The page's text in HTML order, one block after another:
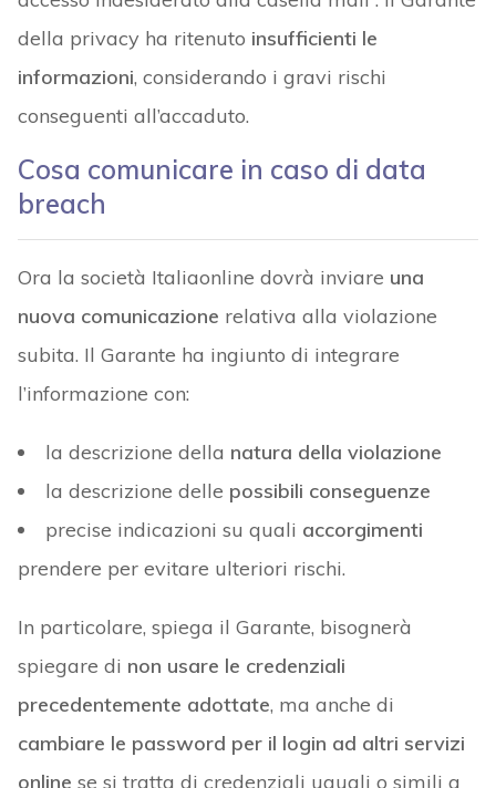
della privacy ha ritenuto insufficienti le
informazioni, considerando i gravi rischi
conseguenti all’accaduto.
Cosa comunicare in caso di data
breach
Ora la società Italiaonline dovrà inviare una
nuova comunicazione relativa alla violazione
subita. Il Garante ha ingiunto di integrare
l’informazione con:
la descrizione della natura della violazione
la descrizione delle possibili conseguenze
precise indicazioni su quali accorgimenti
prendere per evitare ulteriori rischi.
In particolare, spiega il Garante, bisognerà
spiegare di non usare le credenziali
precedentemente adottate, ma anche di
cambiare le password per il login ad altri servizi
online se si tratta di credenziali uguali o simili a